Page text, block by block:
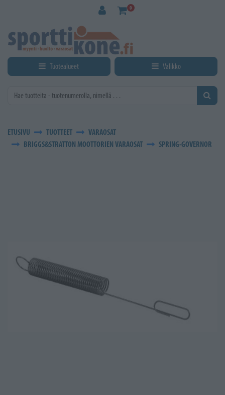
0
Tuotealueet Valikko
ETUSIVU TUOTTEET
VARAOSAT
BRIGGS&STRATTON MOOTTORIEN VARAOSAT
SPRING-GOVERNOR